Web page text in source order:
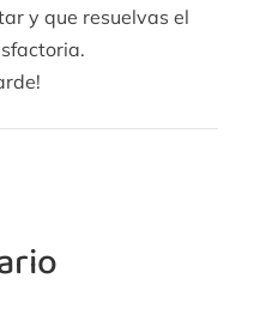
y que resuelvas el